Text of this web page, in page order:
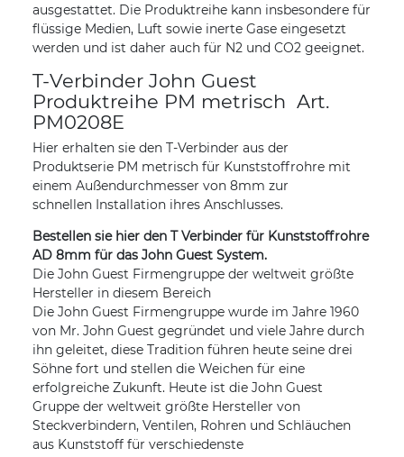
ausgestattet. Die Produktreihe kann insbesondere für
flüssige Medien, Luft sowie inerte Gase eingesetzt
werden und ist daher auch für N2 und CO2 geeignet.
T-Verbinder John Guest
Produktreihe PM metrisch Art.
PM0208E
Hier erhalten sie den T-Verbinder aus der
Produktserie PM metrisch für Kunststoffrohre mit
einem Außendurchmesser von 8mm zur
schnellen Installation ihres Anschlusses.
Bestellen sie hier den T Verbinder für Kunststoffrohre
AD 8mm für das John Guest System.
Die John Guest Firmengruppe der weltweit größte
Hersteller in diesem Bereich
Die John Guest Firmengruppe wurde im Jahre 1960
von Mr. John Guest gegründet und viele Jahre durch
ihn geleitet, diese Tradition führen heute seine drei
Söhne fort und stellen die Weichen für eine
erfolgreiche Zukunft. Heute ist die John Guest
Gruppe der weltweit größte Hersteller von
Steckverbindern, Ventilen, Rohren und Schläuchen
aus Kunststoff für verschiedenste